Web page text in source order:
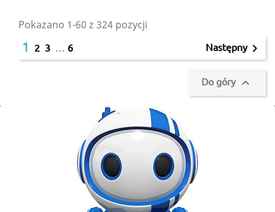
Pokazano 1-60 z 324 pozycji
1 2 3 … 6 Następny
Do góry 